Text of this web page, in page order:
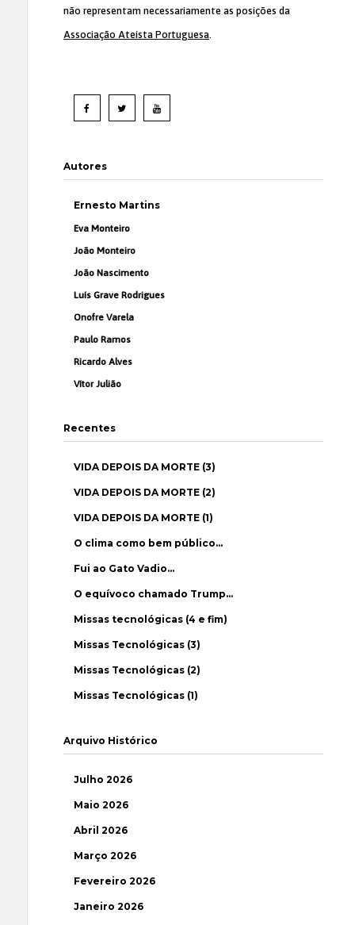
não representam necessariamente as posições da
Associação Ateísta Portuguesa.
Autores
Ernesto Martins
Eva Monteiro
João Monteiro
João Nascimento
Luís Grave Rodrigues
Onofre Varela
Paulo Ramos
Ricardo Alves
Vítor Julião
Recentes
VIDA DEPOIS DA MORTE (3)
VIDA DEPOIS DA MORTE (2)
VIDA DEPOIS DA MORTE (1)
O clima como bem público…
Fui ao Gato Vadio…
O equívoco chamado Trump…
Missas tecnológicas (4 e fim)
Missas Tecnológicas (3)
Missas Tecnológicas (2)
Missas Tecnológicas (1)
Arquivo Histórico
Julho 2026
Maio 2026
Abril 2026
Março 2026
Fevereiro 2026
Janeiro 2026